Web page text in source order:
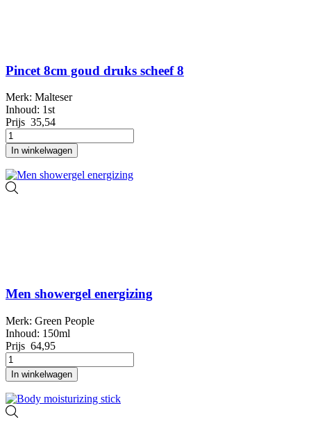
Pincet 8cm goud druks scheef 8
Merk: Malteser
Inhoud: 1st
Prijs 35,54
In winkelwagen
Men showergel energizing
Merk: Green People
Inhoud: 150ml
Prijs 64,95
In winkelwagen